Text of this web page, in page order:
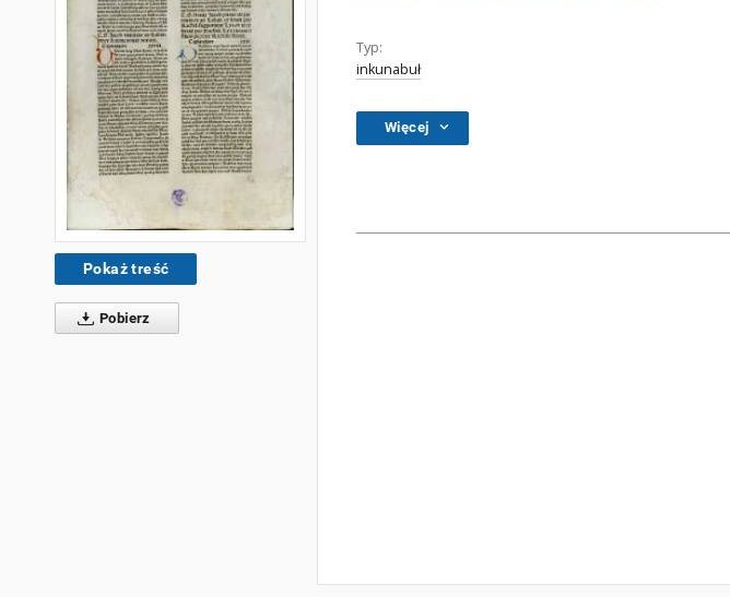
Pokaż treść
Pobierz
Typ:
inkunabuł
Więcej